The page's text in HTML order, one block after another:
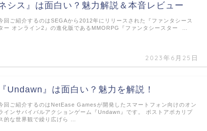
シス』は面白い？魅力解説＆本音レビュー
2023年6月25日
回ご紹介するのはSEGAから2012年にリリースされた『ファンタシース
ー オンライン2』の進化版であるMMORPG『ファンタシースター …
『Undawn』は面白い？魅力を解説！
回ご紹介するのはNetEase Gamesが開発したスマートフォン向けのオン
インサバイバルアクションゲーム『Undawn』です。 ポストアポカリプ
的な世界観で繰り広げら …